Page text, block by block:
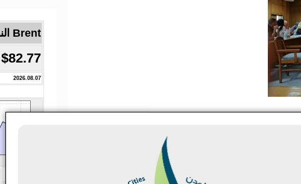
Brent النفط الخام
$82.77
2026.08.07